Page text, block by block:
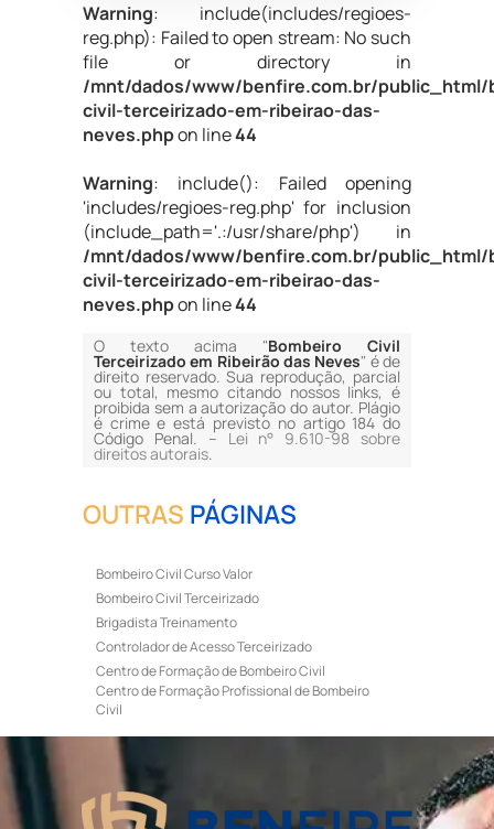
Warning: include(includes/regioes-
reg.php): Failed to open stream: No such
file or directory in
/mnt/dados/www/benfire.com.br/public_html/
civil-terceirizado-em-ribeirao-das-
neves.phpon line44
Warning: include(): Failed opening
'includes/regioes-reg.php' for inclusion
(include_path='.:/usr/share/php') in
/mnt/dados/www/benfire.com.br/public_html/
civil-terceirizado-em-ribeirao-das-
neves.phpon line44
O texto acima "Bombeiro Civil
Terceirizado em Ribeirão das Neves" é de
direito reservado. Sua reprodução, parcial
ou total, mesmo citando nossos links, é
proibida sem a autorização do autor. Plágio
é crime e está previsto no artigo 184 do
Código Penal. – Lei n° 9.610-98 sobre
direitos autorais.
OUTRAS PÁGINAS
Bombeiro Civil Curso Valor
Bombeiro Civil Terceirizado
Brigadista Treinamento
Controlador de Acesso Terceirizado
Centro de Formação de Bombeiro Civil
Centro de Formação Profissional de Bombeiro
Civil
Curso de Bombeiro Civil
Curso de Bombeiro Civil Preço
Curso de Bombeiro Civil Primeiros Socorros
Curso de Bombeiro Civil Profissional